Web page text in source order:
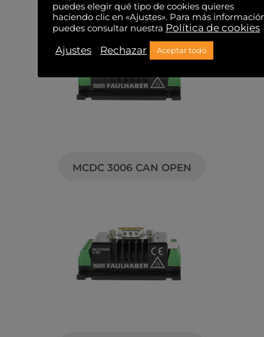
MCDC 3006 CAN OPEN
puedes elegir qué tipo de cookies quieres
haciendo clic en «Ajustes». Para más
puedes consultar nuestra Política de cookies
Ajustes
Rechazar Aceptar todo